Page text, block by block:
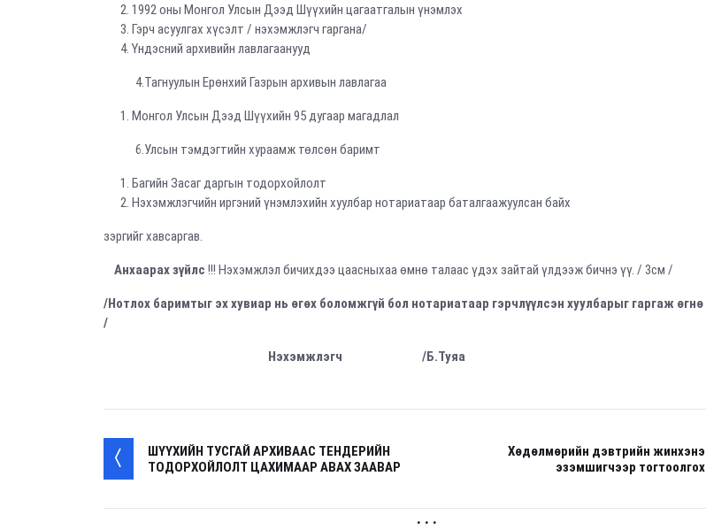
1992 оны Монгол Улсын Дээд Шүүхийн цагаатгалын үнэмлэх
Гэрч асуулгах хүсэлт / нэхэмжлэгч гаргана/
Үндэсний архивийн лавлагаанууд
4.Тагнуулын Ерөнхий Газрын архивын лавлагаа
Монгол Улсын Дээд Шүүхийн 95 дугаар магадлал
6.Улсын тэмдэгтийн хураамж төлсөн баримт
Багийн Засаг даргын тодорхойлолт
Нэхэмжлэгчийн иргэний үнэмлэхийн хуулбар нотариатаар баталгаажуулсан байх
зэргийг хавсаргав.
Анхаарах зүйлс !!! Нэхэмжлэл бичихдээ цаасныхаа өмнө талаас үдэх зайтай үлдээж бичнэ үү. / 3см /
/Нотлох баримтыг эххувиар нь өгөх боломжгүй бол нотариатаар гэрчлүүлсэн хуулбарыг гаргаж өгнө
/
Нэхэмжлэгч /Б.Туяа
ШҮҮХИЙН ТУСГАЙ АРХИВААС ТЕНДЕРИЙН
ТОДОРХОЙЛОЛТ ЦАХИМААР АВАХ ЗААВАР
Хөдөлмөрийн дэвтрийн жинхэнэ
эзэмшигчээр тогтоолгох
. . .